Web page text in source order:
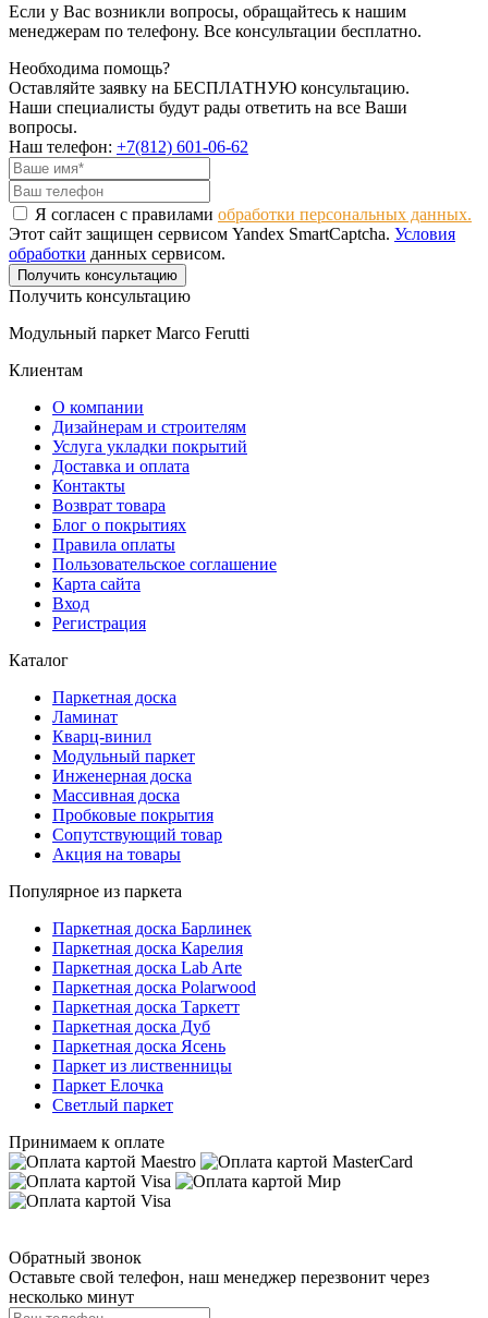
Если у Вас возникли вопросы, обращайтесь к нашим
менеджерам по телефону. Все консультации бесплатно.
Необходима помощь?
Оставляйте заявку на БЕСПЛАТНУЮ консультацию.
Наши специалисты будут рады ответить на все Ваши
вопросы.
Наш телефон: +7(812) 601-06-62
Я согласен с правилами обработки персональных данных.
Этот сайт защищен сервисом Yandex SmartCaptcha. Условия
обработки данных сервисом.
Получить консультацию
Получить консультацию
Модульный паркет Marco Ferutti
Клиентам
О компании
Дизайнерам и строителям
Услуга укладки покрытий
Доставка и оплата
Контакты
Возврат товара
Блог о покрытиях
Правила оплаты
Пользовательское соглашение
Карта сайта
Вход
Регистрация
Каталог
Паркетная доска
Ламинат
Кварц-винил
Модульный паркет
Инженерная доска
Массивная доска
Пробковые покрытия
Сопутствующий товар
Акция на товары
Популярное из паркета
Паркетная доска Барлинек
Паркетная доска Карелия
Паркетная доска Lab Arte
Паркетная доска Polarwood
Паркетная доска Таркетт
Паркетная доска Дуб
Паркетная доска Ясень
Паркет из лиственницы
Паркет Елочка
Светлый паркет
Принимаем к оплате
Обратный звонок
Оставьте свой телефон, наш менеджер перезвонит через
несколько минут